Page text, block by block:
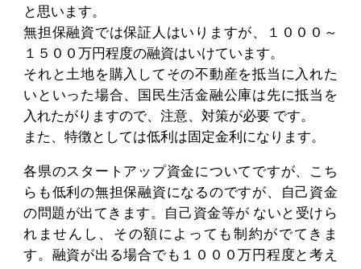
と思います。
無担保融資では保証人はいりますが、１０００～
１５００万円程度の融資はいけています。
それと土地を購入してその不動産を抵当に入れた
いといった場合、国民生活金融公庫は先に抵当を
入れたがりますので、注意、対策が必要 です。
また、特徴としては低利は固定金利になります。
各県のスタートアップ資金についてですが、こち
らも低利の無担保融資になるのですが、自己資金
の問題が出てきます。自己資金等が ないと受けら
れませんし、その額によっても制約がでてきま
す。融資が出る場合でも１０００万円程度と考え